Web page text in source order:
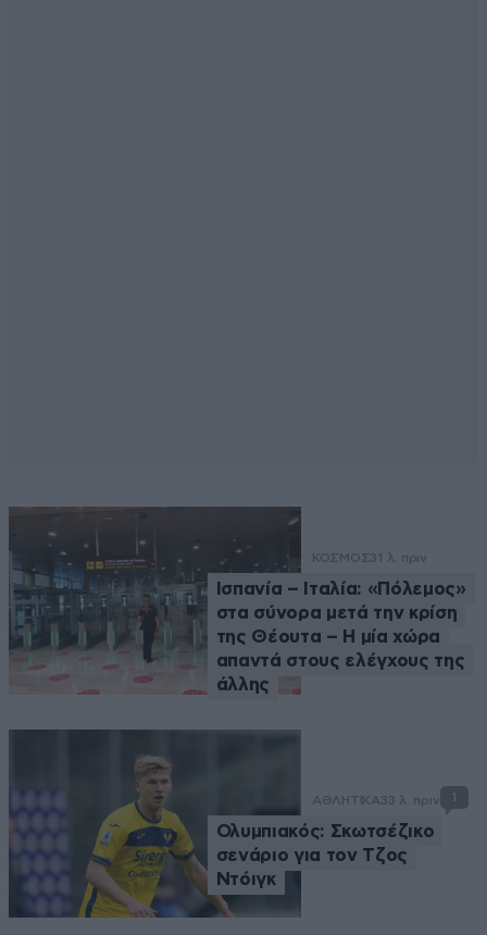
ΚΟΣΜΟΣ31 λ. πριν
Ισπανία – Ιταλία: «Πόλεμος»
στα σύνορα μετά την κρίση
της Θέουτα – Η μία χώρα
απαντά στους ελέγχους της
άλλης
ΑΘΛΗΤΙΚΑ33 λ. πριν 1
Ολυμπιακός: Σκωτσέζικο
σενάριο για τον Τζος
Ντόιγκ